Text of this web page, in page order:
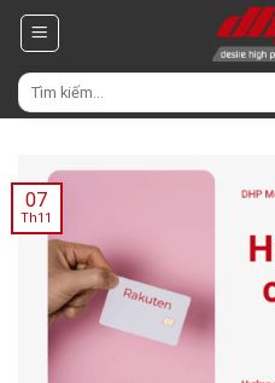
Chuyển
đến
nội
dung
Tìm
kiếm:
07
Th11